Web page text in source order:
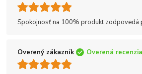
Spokojnosť na 100% produkt zodpovedá
Overený zákazník Overená recenzia